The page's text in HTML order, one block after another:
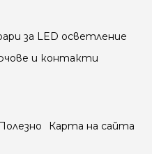
за LED осветление
и контакти
Полезно Карта на сайта